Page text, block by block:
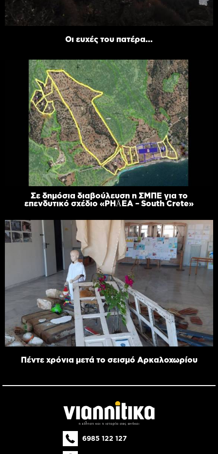
Οι ευχές του πατέρα...
Σε δημόσια διαβούλευση η ΣΜΠΕ για το
επενδυτικό σχέδιο «PHĀEA – South Crete»
Πέντε χρόνια μετά το σεισμό Αρκαλοχωρίου
6985 122 127